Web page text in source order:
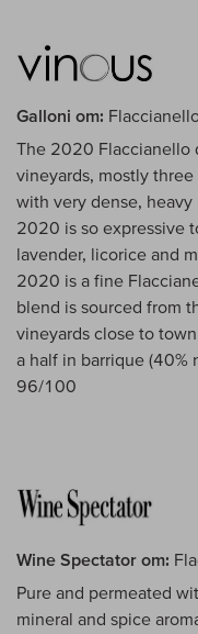
Galloni om:
The 2020 Flaccianello
vineyards, mostly
with very dense,
2020 is so expressive
lavender, licorice and
2020 is a fine
blend is sourced from
vineyards close to
a half in barrique (40%
96/100
Wine Spectator om:
Pure and permeated
mineral and spice